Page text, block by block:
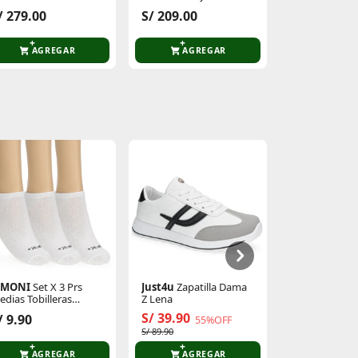
279.00
AGREGAR
S/ 209.00
AGREGAR
Set X 3 Prs
Tobilleras
9.90
AGREGAR
Just4u Zapatilla Dama
Z Lena
S/ 39.90 55%OFF
S/ 89.90
AGREGAR